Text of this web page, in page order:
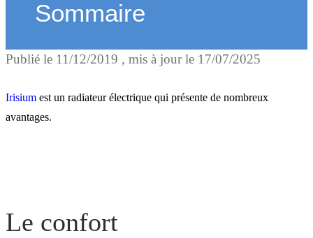
Sommaire
Le confort
énergie
Publié le 11/12/2019 , mis à jour le 17/07/2025
Irisium est un radiateur électrique qui présente de nombreux
avantages.
Le confort